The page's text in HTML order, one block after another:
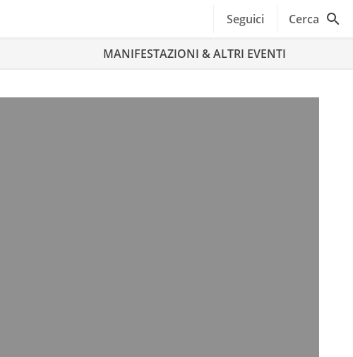
Seguici Cerca
MANIFESTAZIONI & ALTRI EVENTI